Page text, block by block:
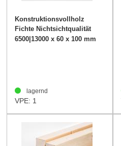
Konstruktionsvollholz
Fichte Nichtsichtqualität
60/100mm
6500|13000 x 60 x 100 mm
lagernd
VPE: 1